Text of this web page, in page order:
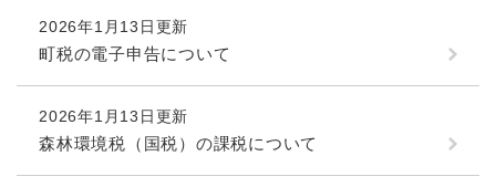
2026年1月13日更新
町税の電子申告について
2026年1月13日更新
森林環境税（国税）の課税について